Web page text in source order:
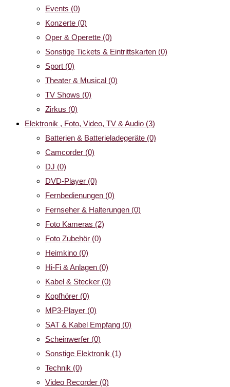
Events (0)
Konzerte (0)
Oper & Operette (0)
Sonstige Tickets & Eintrittskarten (0)
Sport (0)
Theater & Musical (0)
TV Shows (0)
Zirkus (0)
Elektronik , Foto, Video, TV & Audio (3)
Batterien & Batterieladegeräte (0)
Camcorder (0)
DJ (0)
DVD-Player (0)
Fernbedienungen (0)
Fernseher & Halterungen (0)
Foto Kameras (2)
Foto Zubehör (0)
Heimkino (0)
Hi-Fi & Anlagen (0)
Kabel & Stecker (0)
Kopfhörer (0)
MP3-Player (0)
SAT & Kabel Empfang (0)
Scheinwerfer (0)
Sonstige Elektronik (1)
Technik (0)
Video Recorder (0)